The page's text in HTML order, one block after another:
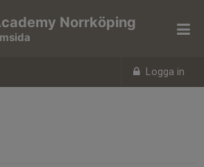
Logga in
Norrköping